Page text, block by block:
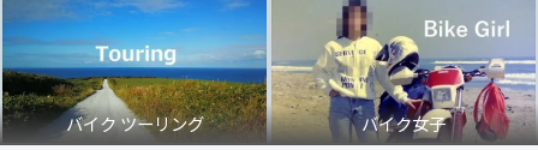
バイク ツーリング バイク女子